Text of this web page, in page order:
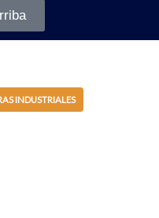
INDUSTRIALES